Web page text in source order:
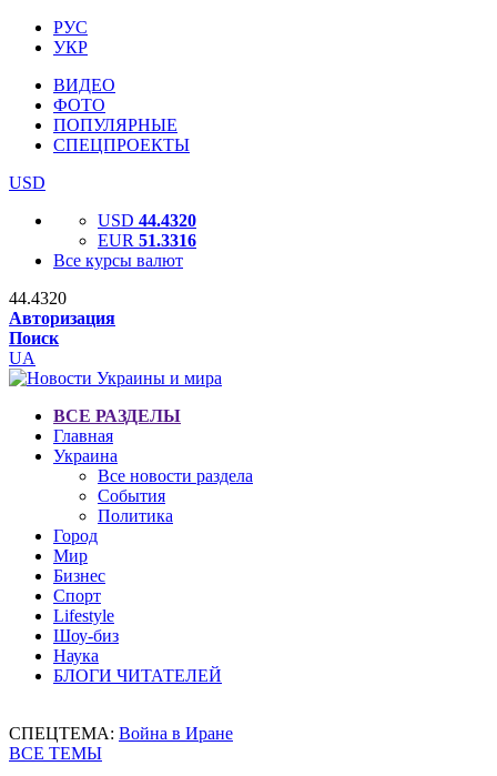
РУС
УКР
ВИДЕО
ФОТО
ПОПУЛЯРНЫЕ
СПЕЦПРОЕКТЫ
USD
USD 44.4320
EUR 51.3316
Все курсы валют
44.4320
Авторизация
Поиск
UA
ВСЕ РАЗДЕЛЫ
Главная
Украина
Все новости раздела
События
Политика
Город
Мир
Бизнес
Спорт
Lifestyle
Шоу-биз
Наука
БЛОГИ ЧИТАТЕЛЕЙ
СПЕЦТЕМА: Война в Иране
ВСЕ ТЕМЫ